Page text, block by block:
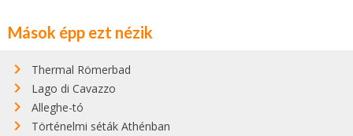
Mások épp ezt nézik
Thermal Römerbad
Lago di Cavazzo
Alleghe-tó
Történelmi séták Athénban